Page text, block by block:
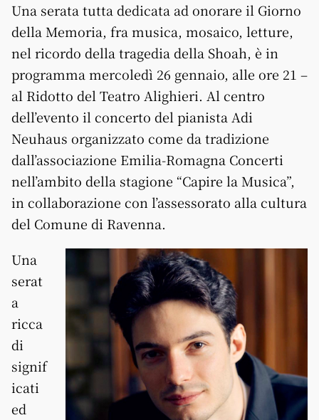
Una serata tutta dedicata ad onorare il Giorno
della Memoria, fra musica, mosaico, letture,
nel ricordo della tragedia della Shoah, è in
programma mercoledì 26 gennaio, alle ore 21 –
al Ridotto del Teatro Alighieri. Al centro
dell’evento il concerto del pianista Adi
Neuhaus organizzato come da tradizione
dall’associazione Emilia-Romagna Concerti
nell’ambito della stagione “Capire la Musica”,
in collaborazione con l’assessorato alla cultura
del Comune di Ravenna.
Una
serat
a
ricca
di
signif
icati
ed